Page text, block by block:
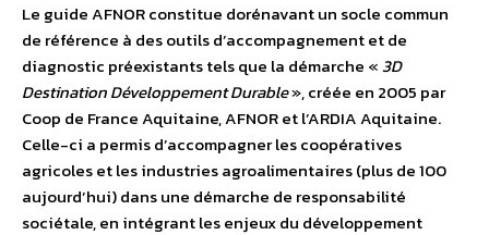
Le guide AFNOR constitue dorénavant un socle commun
de référence à des outils d’accompagnement et de
diagnostic préexistants tels que la démarche «3D
Destination Développement Durable», créée en 2005 par
Coop de France Aquitaine, AFNOR et l’ARDIA Aquitaine.
Celle-ci a permis d’accompagner les coopératives
agricoles et les industries agroalimentaires (plus de 100
aujourd’hui) dans une démarche de responsabilité
sociétale, en intégrant les enjeux du développement